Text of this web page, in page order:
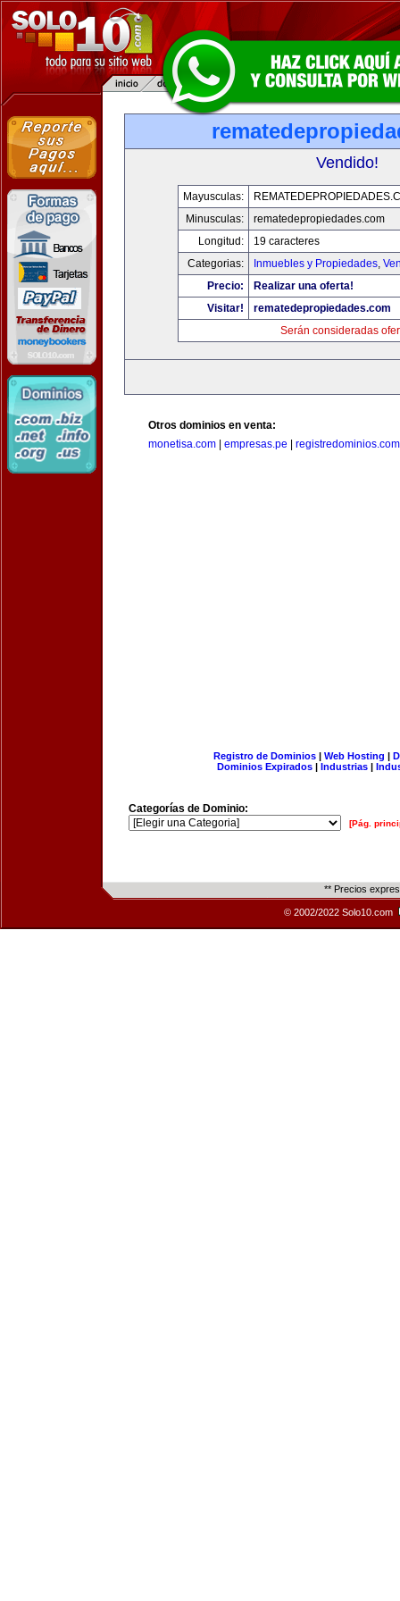
Vendido!
Mayusculas:
Minusculas:
rematedepropiedades.com
Longitud:
19 caracteres
Categorias:
Inmuebles y Propiedades,
Precio:
Realizar una oferta!
Visitar!
rematedepropiedades.com
Serán consideradas
Otros dominios en venta:
monetisa.com
empresas.pe registredominios.com
Registro de Dominios| Web Hosting |
Dominios Expirados | Industrias |
Categorías de Dominio:
[Pág.
** Precios
© 2002/2022 Solo10.com